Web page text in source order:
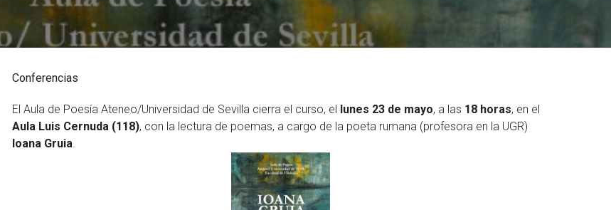
Conferencias
El Aula de Poesía Ateneo/Universidad de Sevilla cierra el curso, el lunes 23 de mayo, a las 18 horas, en el
Aula Luis Cernuda (118), con la lectura de poemas, a cargo de la poeta rumana (profesora en la UGR)
Ioana Gruia.